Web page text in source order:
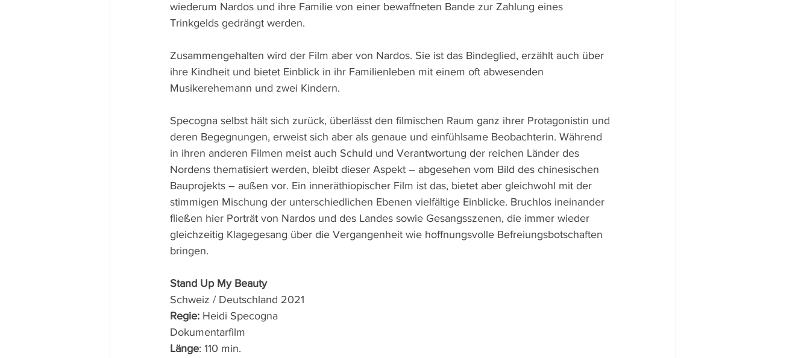
wiederum Nardos und ihre Familie von einer bewaffneten Bande zur Zahlung eines
Trinkgelds gedrängt werden.
Zusammengehalten wird der Film aber von Nardos. Sie ist das Bindeglied, erzählt auch über
ihre Kindheit und bietet Einblick in ihr Familienleben mit einem oft abwesenden
Musikerehemann und zwei Kindern.
Specogna selbst hält sich zurück, überlässt den filmischen Raum ganz ihrer Protagonistin und
deren Begegnungen, erweist sich aber als genaue und einfühlsame Beobachterin. Während
in ihren anderen Filmen meist auch Schuld und Verantwortung der reichen Länder des
Nordens thematisiert werden, bleibt dieser Aspekt – abgesehen vom Bild des chinesischen
Bauprojekts – außen vor. Ein inneräthiopischer Film ist das, bietet aber gleichwohl mit der
stimmigen Mischung der unterschiedlichen Ebenen vielfältige Einblicke. Bruchlos ineinander
fließen hier Porträt von Nardos und des Landes sowie Gesangsszenen, die immer wieder
gleichzeitig Klagegesang über die Vergangenheit wie hoffnungsvolle Befreiungsbotschaften
bringen.
Stand Up My Beauty
Schweiz / Deutschland 2021
Regie: Heidi Specogna
Dokumentarfilm
Länge: 110 min.